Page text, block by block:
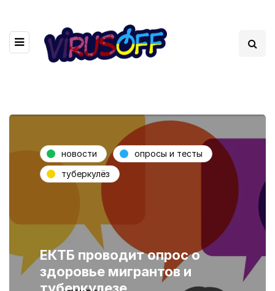
новости
опросы и тесты
туберкулёз
ЕКТБ проводит опрос о
здоровье мигрантов и
туберкулезе